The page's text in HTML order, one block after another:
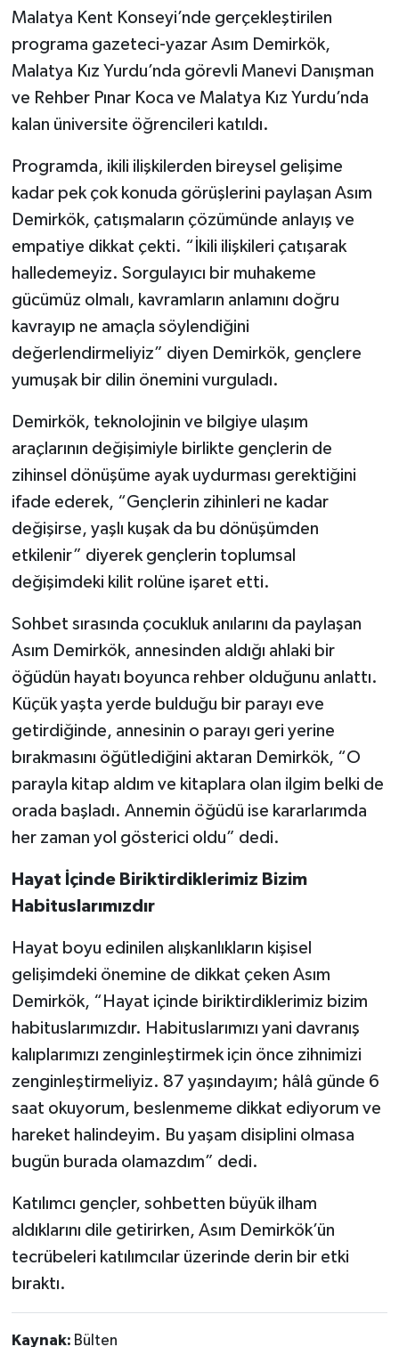
Malatya Kent Konseyi’nde gerçekleştirilen
programa gazeteci-yazar Asım Demirkök,
Malatya Kız Yurdu’nda görevli Manevi Danışman
ve Rehber Pınar Koca ve Malatya Kız Yurdu’nda
kalan üniversite öğrencileri katıldı.
Programda, ikili ilişkilerden bireysel gelişime
kadar pek çok konuda görüşlerini paylaşan Asım
Demirkök, çatışmaların çözümünde anlayış ve
empatiye dikkat çekti. “İkili ilişkileri çatışarak
halledemeyiz. Sorgulayıcı bir muhakeme
gücümüz olmalı, kavramların anlamını doğru
kavrayıp ne amaçla söylendiğini
değerlendirmeliyiz” diyen Demirkök, gençlere
yumuşak bir dilin önemini vurguladı.
Demirkök, teknolojinin ve bilgiye ulaşım
araçlarının değişimiyle birlikte gençlerin de
zihinsel dönüşüme ayak uydurması gerektiğini
ifade ederek, “Gençlerin zihinleri ne kadar
değişirse, yaşlı kuşak da bu dönüşümden
etkilenir” diyerek gençlerin toplumsal
değişimdeki kilit rolüne işaret etti.
Sohbet sırasında çocukluk anılarını da paylaşan
Asım Demirkök, annesinden aldığı ahlaki bir
öğüdün hayatı boyunca rehber olduğunu anlattı.
Küçük yaşta yerde bulduğu bir parayı eve
getirdiğinde, annesinin o parayı geri yerine
bırakmasını öğütlediğini aktaran Demirkök, “O
parayla kitap aldım ve kitaplara olan ilgim belki de
orada başladı. Annemin öğüdü ise kararlarımda
her zaman yol gösterici oldu” dedi.
Hayat İçinde Biriktirdiklerimiz Bizim
Habituslarımızdır
Hayat boyu edinilen alışkanlıkların kişisel
gelişimdeki önemine de dikkat çeken Asım
Demirkök, “Hayat içinde biriktirdiklerimiz bizim
habituslarımızdır. Habituslarımızı yani davranış
kalıplarımızı zenginleştirmek için önce zihnimizi
zenginleştirmeliyiz. 87 yaşındayım; hâlâ günde 6
saat okuyorum, beslenmeme dikkat ediyorum ve
hareket halindeyim. Bu yaşam disiplini olmasa
bugün burada olamazdım” dedi.
Katılımcı gençler, sohbetten büyük ilham
aldıklarını dile getirirken, Asım Demirkök’ün
tecrübeleri katılımcılar üzerinde derin bir etki
bıraktı.
Kaynak: Bülten